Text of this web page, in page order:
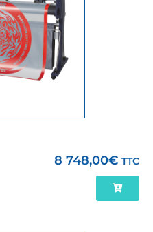
8 748,00€ TTC